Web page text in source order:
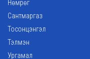
Нөмрөг
Сантмаргаз
Тосонцэнгэл
Тэлмэн
Ургамал